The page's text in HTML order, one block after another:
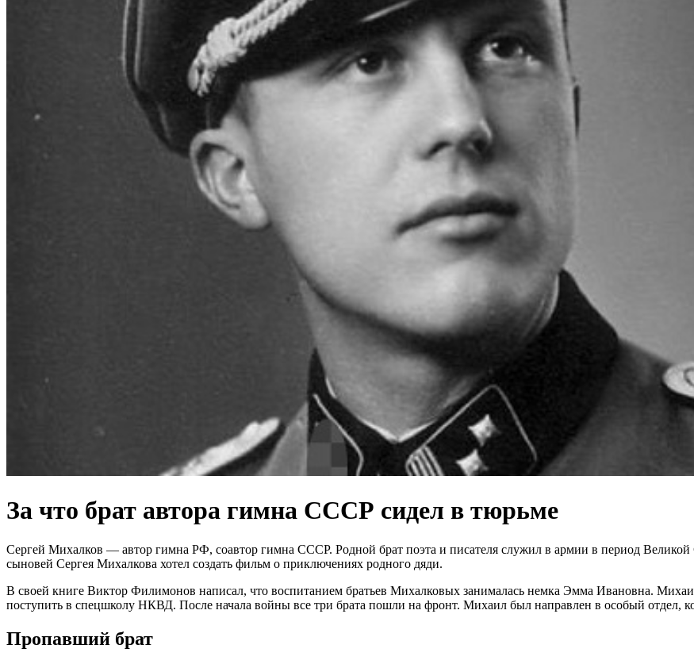
За что брат автора гимна СССР сидел в тюрьме
Сергей Михалков — автор гимна РФ, соавтор гимна СССР. Родной брат поэта и писателя служил в армии в период Великой
сыновей Сергея Михалкова хотел создать фильм о приключениях родного дяди.
В своей книге Виктор Филимонов написал, что воспитанием братьев Михалковых занималась немка Эмма Ивановна.
поступить в спецшколу НКВД. После начала войны все три брата пошли на фронт. Михаил был направлен в особый
Пропавший брат